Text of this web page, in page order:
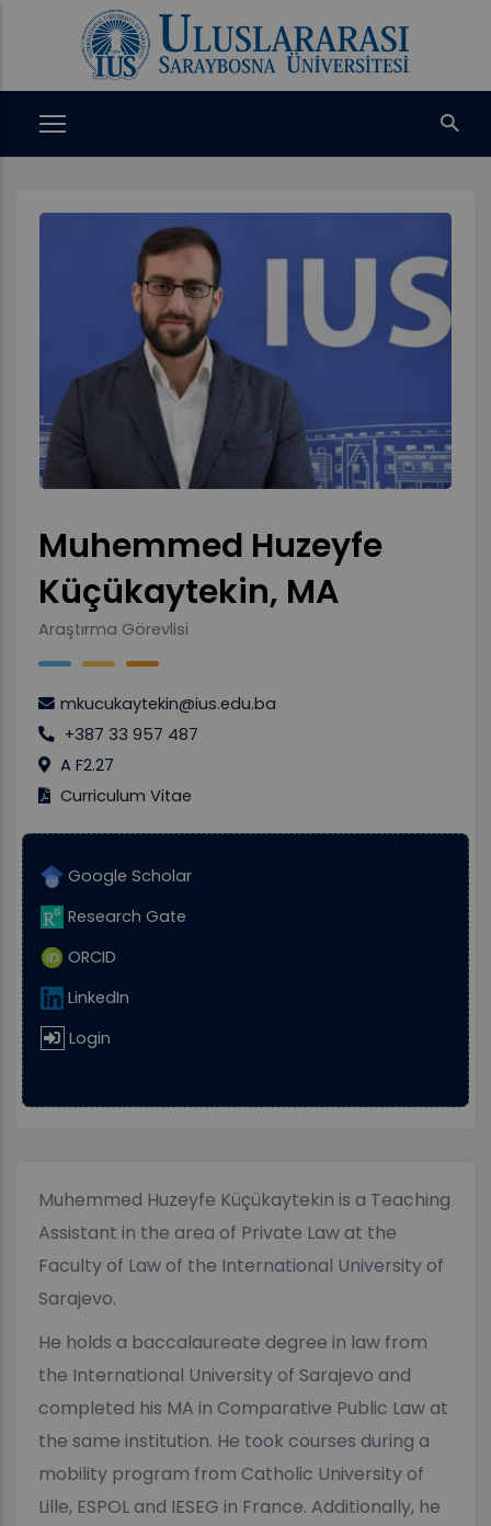
Muhemmed Huzeyfe
Küçükaytekin, MA
Araştırma Görevlisi
mkucukaytekin@ius.edu.ba
+387 33 957 487
A F2.27
Curriculum Vitae
Google Scholar
Research Gate
ORCID
LinkedIn
Login
Muhemmed Huzeyfe Küçükaytekin is a Teaching
Assistant in the area of Private Law at the
Faculty of Law of the International University of
Sarajevo.
He holds a baccalaureate degree in law from
the International University of Sarajevo and
completed his MA in Comparative Public Law at
the same institution. He took courses during a
mobility program from Catholic University of
Lille, ESPOL and IESEG in France. Additionally, he